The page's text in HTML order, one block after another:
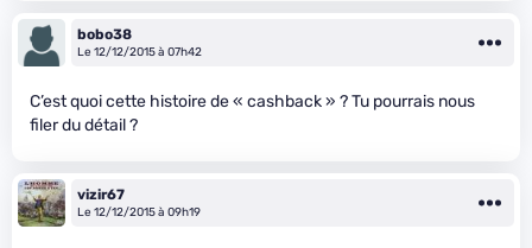
bobo38
Le 12/12/2015 à 07h42
C’est quoi cette histoire de « cashback » ? Tu pourrais nous
filer du détail ?
vizir67
Le 12/12/2015 à 09h19